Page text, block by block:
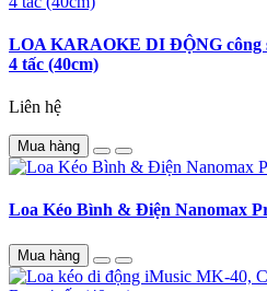
LOA KARAOKE DI ĐỘNG công
4 tấc (40cm)
Liên hệ
Mua hàng
Loa Kéo Bình & Điện Nanomax
Mua hàng